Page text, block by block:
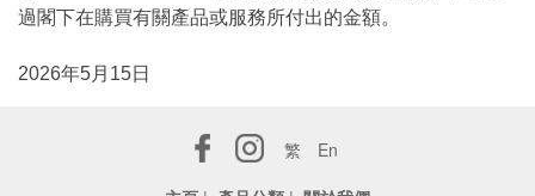
過閣下在購買有關產品或服務所付出的金額。
2026年5月15日
繁
En